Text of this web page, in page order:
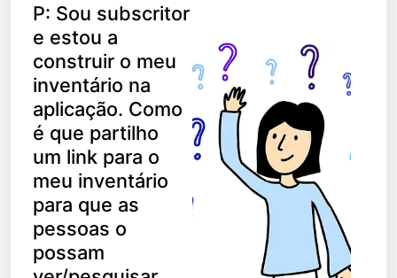
P: Sou subscritor
e estou a
construir o meu
inventário na
aplicação. Como
é que partilho
um link para o
meu inventário
para que as
pessoas o
possam